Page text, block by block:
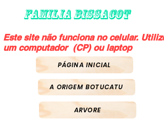
FAMILIA BISSACOT
Este site não funciona no celular. Utilize
um computador (CP) ou laptop
PÁGINA INICIAL
A ORIGEM BOTUCATU
ARVORE